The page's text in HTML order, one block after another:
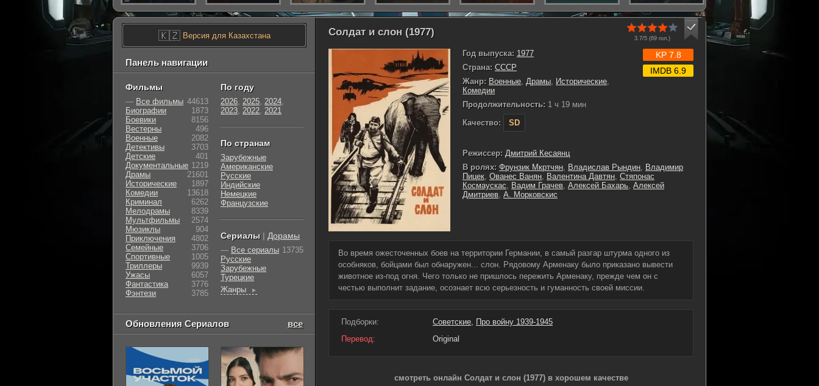
Солдат и слон (1977)
3.7/5 (69 гол.)
Год выпуска: 1977
Страна: СССР
Жанр: Военные, Драмы, Исторические,
Комедии
Продолжительность: 1 ч 19 мин
Качество:
SD
KP 7.8
IMDB 6.9
Режиссер: Дмитрий Кесаянц
В ролях: Фрунзик Мкртчян, Владислав Рындин, Владимир
Пицек, Ованес Ванян, Валентина Давтян, Стяпонас
Космаускас, Вадим Грачев, Алексей Бахарь, Алексей
Дмитриев, А. Морковскис
Во время ожесточенных боев на территории Германии, в самый разгар штурма одного из
особняков, бойцами был обнаружен... слон. Рядовому Арменаку было приказано вывести
животное из-под огня. Чего только не пришлось пережить Арменаку, прежде чем он с
честью выполнит задание, осознает всю серьезность и гуманность своей миссии.
Подборки: Советские, Про войну 1939-1945
Перевод:
Original
смотреть онлайн Солдат и слон (1977) в хорошем качестве
🇰🇿Версия для Казахстана
Панель навигации
Фильмы
— Все фильмы 44613
Биографии
1873
Боевики
8156
Вестерны
496
Военные
2082
Детективы
3703
Детские
401
Документальные 1219
Драмы
21601
Исторические
1897
Комедии
13618
Криминал
6262
Мелодрамы
8339
Мультфильмы
2574
Мюзиклы
904
Приключения
4802
Семейные
3706
Cпортивные
1005
Триллеры
9939
Ужасы
6057
Фантастика
3776
Фэнтези
3785
По году
2026, 2025, 2024,
2023, 2022, 2021
По странам
Зарубежные
Американские
Русские
Индийские
Немецкие
Французские
Сериалы | Дорамы
— Все сериалы 13735
Русские
Зарубежные
Турецкие
Жанры
►
Обновления Сериалов все